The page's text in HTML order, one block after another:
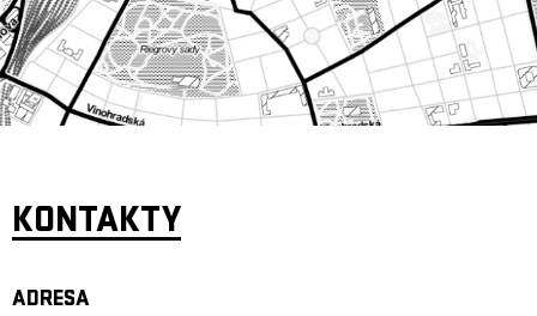
KONTAKTY
ADRESA